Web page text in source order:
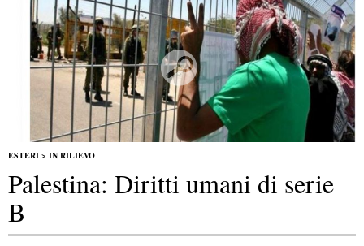
ESTERI > IN RILIEVO
Palestina: Diritti umani di serie
B